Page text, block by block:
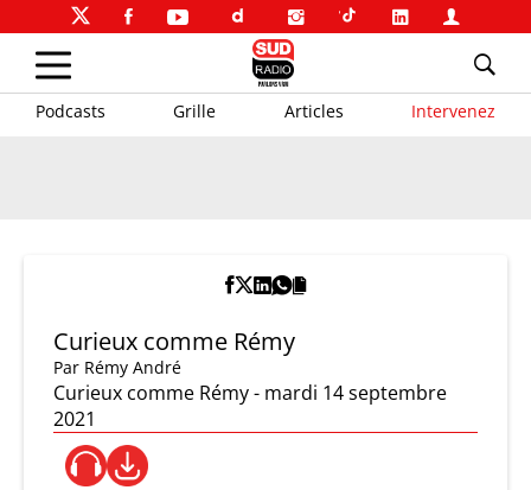
Podcasts Grille Articles Intervenez
Curieux comme Rémy
Par Rémy André
Curieux comme Rémy - mardi 14 septembre
2021